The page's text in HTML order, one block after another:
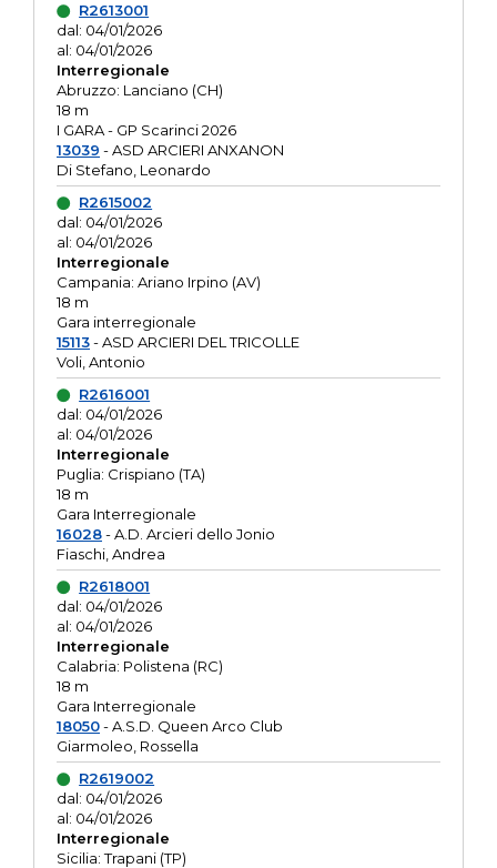
R2613001
dal: 04/01/2026
al: 04/01/2026
Interregionale
Abruzzo: Lanciano (CH)
18 m
I GARA - GP Scarinci 2026
13039 - ASD ARCIERI ANXANON
Di Stefano, Leonardo
R2615002
dal: 04/01/2026
al: 04/01/2026
Interregionale
Campania: Ariano Irpino (AV)
18 m
Gara interregionale
15113- ASD ARCIERI DEL TRICOLLE
Voli, Antonio
R2616001
dal: 04/01/2026
al: 04/01/2026
Interregionale
Puglia: Crispiano (TA)
18 m
Gara Interregionale
16028- A.D. Arcieri dello Jonio
Fiaschi, Andrea
R2618001
dal: 04/01/2026
al: 04/01/2026
Interregionale
Calabria: Polistena (RC)
18 m
Gara Interregionale
18050- A.S.D. Queen Arco Club
Giarmoleo, Rossella
R2619002
dal: 04/01/2026
al: 04/01/2026
Interregionale
Sicilia: Trapani (TP)